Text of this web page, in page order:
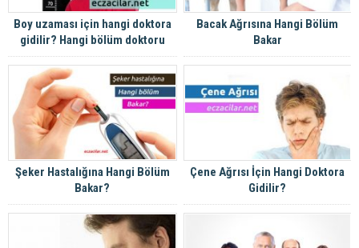
Boy uzaması için hangi doktora
gidilir? Hangi bölüm doktoru
bakar
Bacak Ağrısına Hangi Bölüm
Bakar
Şeker Hastalığına Hangi Bölüm
Bakar?
Çene Ağrısı İçin Hangi Doktora
Gidilir?